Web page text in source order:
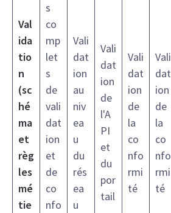
Val
ida
tio
n
(sc
hé
ma
et
règ
les
mé
tie
s
co
mp
let
s
de
vali
dat
ion
et
de
co
nfo
Vali
dat
ion
au
niv
ea
u
du
rés
ea
u
Vali
dat
ion
de
l'A
PI
et
du
por
tail
Vali
dat
ion
de
la
co
nfo
rmi
té
Vali
dat
ion
de
la
co
nfo
rmi
té